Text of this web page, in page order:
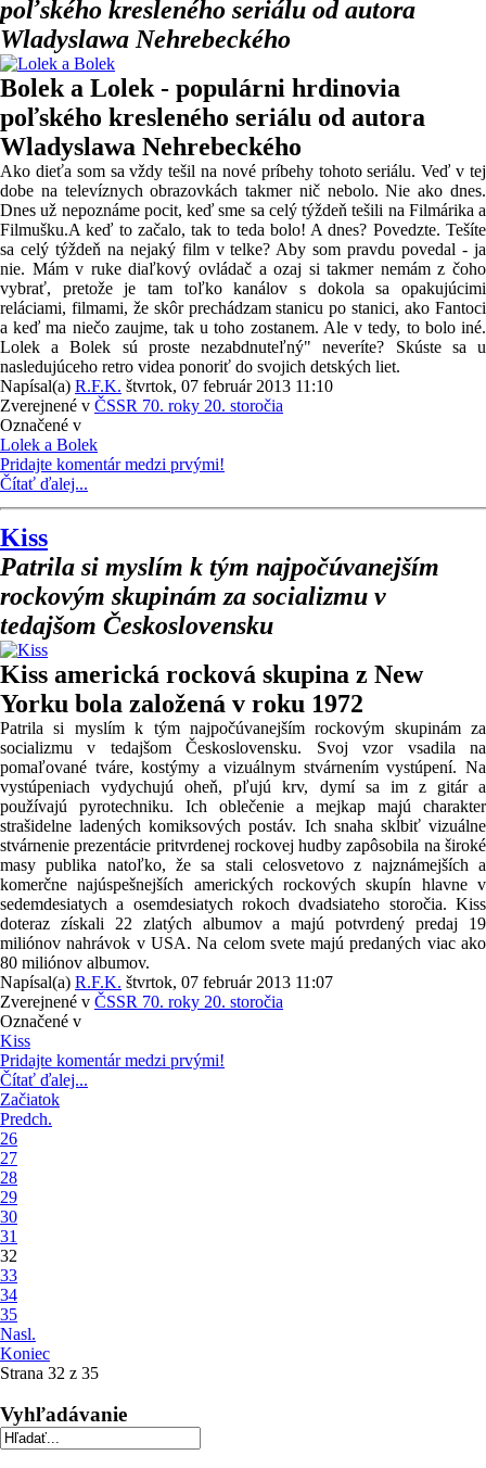
poľského kresleného seriálu od autora
Wladyslawa Nehrebeckého
Bolek a Lolek - populárni hrdinovia
poľského kresleného seriálu od autora
Wladyslawa Nehrebeckého
Ako dieťa som sa vždy tešil na nové príbehy tohoto seriálu. Veď v tej
dobe na televíznych obrazovkách takmer nič nebolo. Nie ako dnes.
Dnes už nepoznáme pocit, keď sme sa celý týždeň tešili na Filmárika a
Filmušku.A keď to začalo, tak to teda bolo! A dnes? Povedzte. Tešíte
sa celý týždeň na nejaký film v telke? Aby som pravdu povedal - ja
nie. Mám v ruke diaľkový ovládač a ozaj si takmer nemám z čoho
vybrať, pretože je tam toľko kanálov s dokola sa opakujúcimi
reláciami, filmami, že skôr prechádzam stanicu po stanici, ako Fantoci
a keď ma niečo zaujme, tak u toho zostanem. Ale v tedy, to bolo iné.
Lolek a Bolek sú proste nezabdnuteľný" neveríte? Skúste sa u
nasledujúceho retro videa ponoriť do svojich detských liet.
Napísal(a) R.F.K. štvrtok, 07 február 2013 11:10
Zverejnené v ČSSR 70. roky 20. storočia
Označené v
Lolek a Bolek
Pridajte komentár medzi prvými!
Čítať ďalej...
Kiss
Patrila si myslím k tým najpočúvanejším
rockovým skupinám za socializmu v
tedajšom Československu
Kiss americká rocková skupina z New
Yorku bola založená v roku 1972
Patrila si myslím k tým najpočúvanejším rockovým skupinám za
socializmu v tedajšom Československu. Svoj vzor vsadila na
pomaľované tváre, kostýmy a vizuálnym stvárnením vystúpení. Na
vystúpeniach vydychujú oheň, pľujú krv, dymí sa im z gitár a
používajú pyrotechniku. Ich oblečenie a mejkap majú charakter
strašidelne ladených komiksových postáv. Ich snaha skĺbiť vizuálne
stvárnenie prezentácie pritvrdenej rockovej hudby zapôsobila na široké
masy publika natoľko, že sa stali celosvetovo z najznámejších a
komerčne najúspešnejších amerických rockových skupín hlavne v
sedemdesiatych a osemdesiatych rokoch dvadsiateho storočia. Kiss
doteraz získali 22 zlatých albumov a majú potvrdený predaj 19
miliónov nahrávok v USA. Na celom svete majú predaných viac ako
80 miliónov albumov.
Napísal(a) R.F.K. štvrtok, 07 február 2013 11:07
Zverejnené v ČSSR 70. roky 20. storočia
Označené v
Kiss
Pridajte komentár medzi prvými!
Čítať ďalej...
Začiatok
Predch.
26
27
28
29
30
31
32
33
34
35
Nasl.
Koniec
Strana 32 z 35
Vyhľadávanie